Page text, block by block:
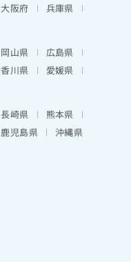
大阪府
兵庫県
岡山県
広島県
香川県
愛媛県
長崎県
熊本県
鹿児島県 沖縄県